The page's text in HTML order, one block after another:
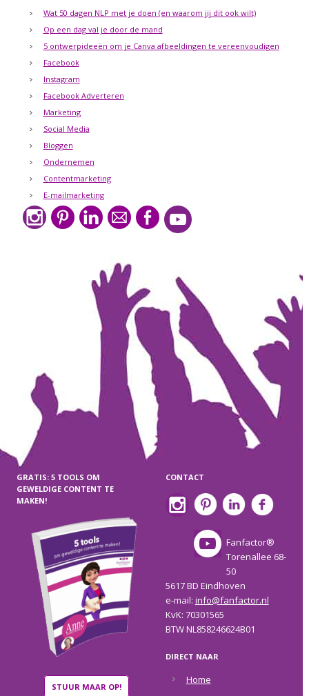
Wat 50 dagen NLP met je doen (en waarom jij dit ook wilt)
Op een dag val je door de mand
5 ontwerpideeën om je Canva afbeeldingen te vereenvoudigen
Facebook
Instagram
Facebook Adverteren
Marketing
Social Media
Bloggen
Ondernemen
Contentmarketing
E-mailmarketing
GRATIS: 5 TOOLS OM
GEWELDIGE CONTENT TE
MAKEN!
STUUR MAAR OP!
CONTACT
Fanfactor®
Torenallee 68-
50
5617 BD Eindhoven
e-mail: info@fanfactor.nl
KvK: 70301565
BTW NL858246624B01
DIRECT NAAR
Home